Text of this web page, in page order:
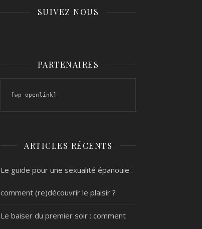
SUIVEZ NOUS
PARTENAIRES
[wp-openlink]
ARTICLES RÉCENTS
Le guide pour une sexualité épanouie :
comment (re)découvrir le plaisir ?
Le baiser du premier soir : comment